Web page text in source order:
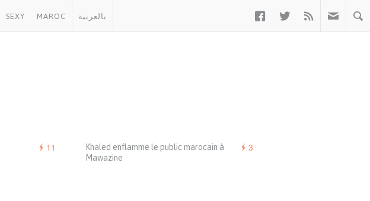
SEXY MAROC بالعربية   
11 3
Khaled enflamme le public marocain à
Mawazine